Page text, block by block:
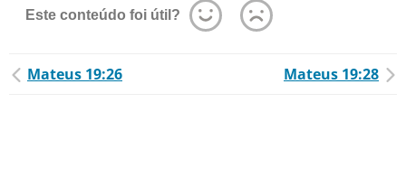
Este conteúdo foi útil?
Mateus 19:26 Mateus 19:28